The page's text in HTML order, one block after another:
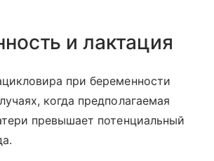
и лактация
при беременности
когда предполагаемая
превышает потенциальный